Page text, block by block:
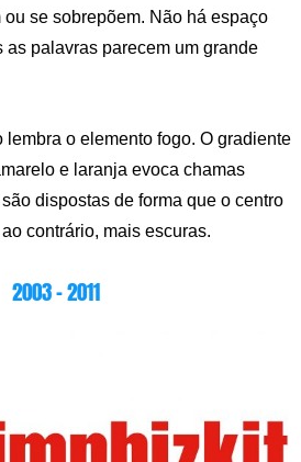
ou se sobrepõem. Não há espaço
as palavras parecem um grande
o elemento fogo. O gradiente
e laranja evoca chamas
dispostas de forma que o centro
contrário, mais escuras.
2003 – 2011